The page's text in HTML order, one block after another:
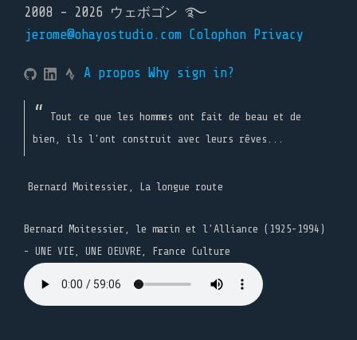
2008 - 2026 ウェボゴン ࿐
jerome@ohayostudio.com Colophon Privacy
A propos Why sign in?
Tout ce que les hommes ont fait de beau et de
bien, ils l'ont construit avec leurs rêves...
Bernard Moitessier, La longue route
Bernard Moitessier, le marin et l’Alliance (1925-1994)
- UNE VIE, UNE OEUVRE, France Culture